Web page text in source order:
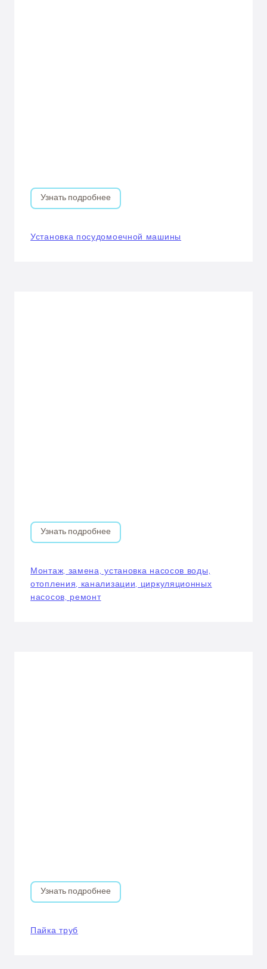
Узнать подробнее
Установка посудомоечной машины
Узнать подробнее
Монтаж, замена, установка насосов воды,
отопления, канализации, циркуляционных
насосов, ремонт
Узнать подробнее
Пайка труб